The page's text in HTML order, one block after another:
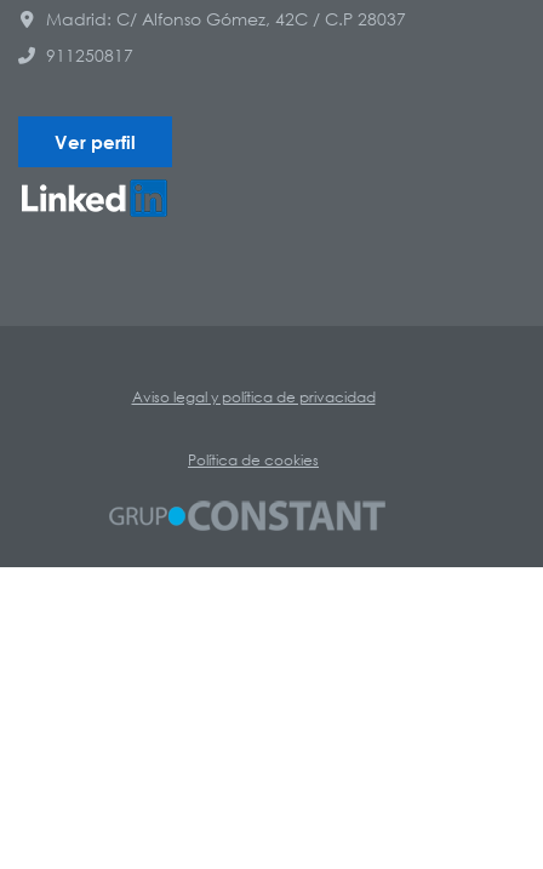
Madrid: C/ Alfonso Gómez, 42C / C.P 28037
911250817
Ver perfil
Aviso legal y política de privacidad
Política de cookies